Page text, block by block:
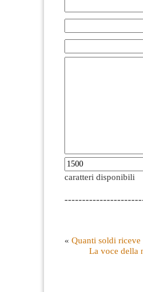
caratteri disponibili
« Quanti soldi riceve
La voce della